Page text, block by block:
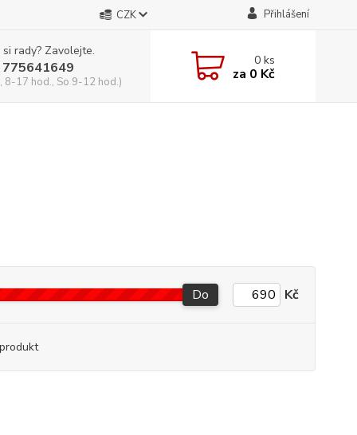
CZK Přihlášení
rady? Zavolejte.
8-17 hod., So 9-12 hod.)
0ks
za 0 Kč
Do Kč